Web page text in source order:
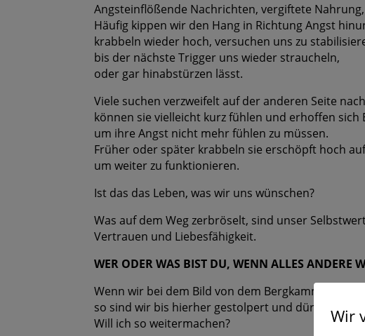
Angsteinflößende Nachrichten, vergiftete
Häufig kippen wir den Hang in Richtung Angst
krabbeln wieder hoch, versuchen uns zu
bis der nächste Trigger uns wieder straucheln,
oder gar hinabstürzen lässt.
Viele suchen verzweifelt auf der anderen Seite
können sie vielleicht kurz fühlen und erhoffen sich
um ihre Angst nicht mehr fühlen zu müssen.
Früher oder später krabbeln sie erschöpft hoch
um weiter zu funktionieren.
Ist das das Leben, was wir uns wünschen?
Was auf dem Weg zerbröselt, sind unser
Vertrauen und Liebesfähigkeit.
WER ODER WAS BIST DU, WENN ALLES ANDERE
Wenn wir bei dem Bild von dem Bergkamm bleiben
so sind wir bis hierher gestolpert und dürfen uns
Will ich so weitermachen?
Wir